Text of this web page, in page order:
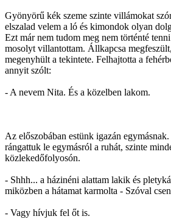
Gyönyörű kék szeme szinte villámokat
elszalad velem a ló és kimondok olyan
Ezt már nem tudom meg nem történté
mosolyt villantottam. Állkapcsa
megenyhült a tekintete. Felhajtotta a
annyit szólt:
- A nevem Nita. És a közelben lakom.
Az előszobában estünk igazán
rángattuk le egymásról a ruhát, szinte
közlekedőfolyosón.
- Shhh... a házinéni alattam lakik és
miközben a hátamat karmolta - Szóval
- Vagy hívjuk fel őt is.